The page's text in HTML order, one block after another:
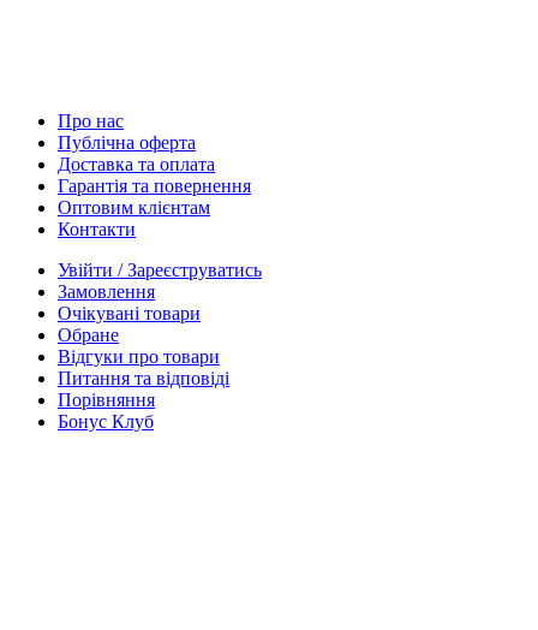
Про нас
Публічна оферта
Доставка та оплата
Гарантія та повернення
Оптовим клієнтам
Контакти
Увійти / Зареєструватись
Замовлення
Очікувані товари
Обране
Відгуки про товари
Питання та відповіді
Порівняння
Бонус Клуб